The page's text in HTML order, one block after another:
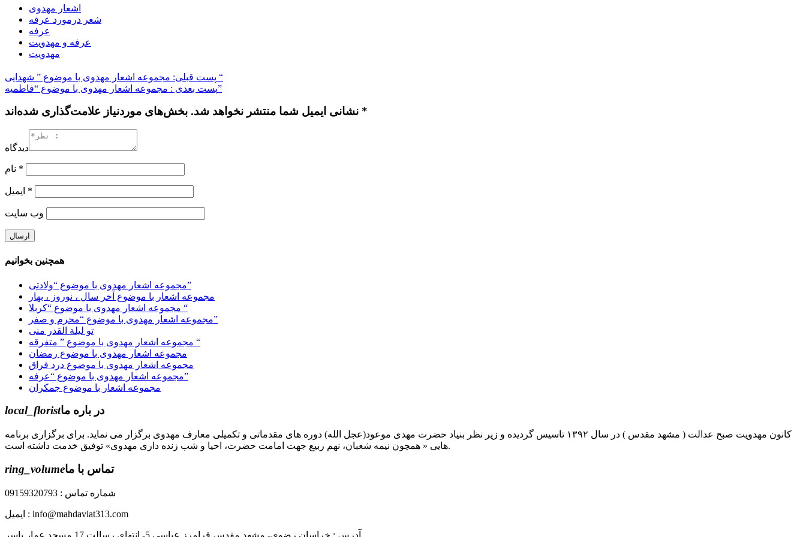
اشعار مهدوی
شعر درمورد عرفه
عرفه
عرفه و مهدویت
مهدویت
پست قبلی: مجموعه اشعار مهدوی با موضوع ” شهدایی “
پست بعدی : مجموعه اشعار مهدوی با موضوع “فاطمیه”
نشانی ایمیل شما منتشر نخواهد شد. بخش‌های موردنیاز علامت‌گذاری شده‌اند *
دیدگاه
*
*
وب‌ سایت
همچنین بخوانیم
مجموعه اشعار مهدوی با موضوع “ولادتی”
مجموعه اشعار با موضوع آخر سال ، نوروز ، بهار
مجموعه اشعار مهدوی با موضوع “کربلا “
مجموعه اشعار مهدوی با موضوع “محرم و صفر”
تو لیلة القدر منی
مجموعه اشعار مهدوی با موضوع ” متفرقه “
مجموعه اشعار مهدوی با موضوع رمضان
مجموعه اشعار مهدوی با موضوع درد فراق
مجموعه اشعار مهدوی با موضوع “عرفه”
مجموعه اشعار با موضوع جمکران
local_floristدر باره ما
کانون مهدویت صبح عدالت ( مشهد مقدس ) در سال ۱۳۹۲ تاسیس گردیده و زیر نظر بنیاد حضرت مهدی موعود(عجل الله) دوره های مقدماتی و تکمیلی معارف مهدوی برگزار می نماید. برای برگزاری برنامه
هایی « همچون نیمه شعبان، نهم ربیع جهت امامت حضرت، احیا و شب زنده داری مهدوی» توفیق خدمت داشته است.
ring_volumeتماس با ما
شماره تماس : 09159320793
ایمیل : info@mahdaviat313.com
آدرس : خراسان رضوی- مشهد مقدس فرامرز عباسی 5- انتهای رسالت 17 مسجد عمار یاسر